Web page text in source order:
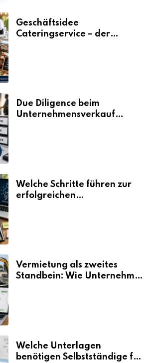
Geschäftsidee
Cateringservice – der
Due Diligence beim
Unternehmensverkauf
Welche Schritte führen zur
erfolgreichen
Vermietung als zweites
Standbein: Wie Unternehmen
Welche Unterlagen
benötigen Selbstständige für